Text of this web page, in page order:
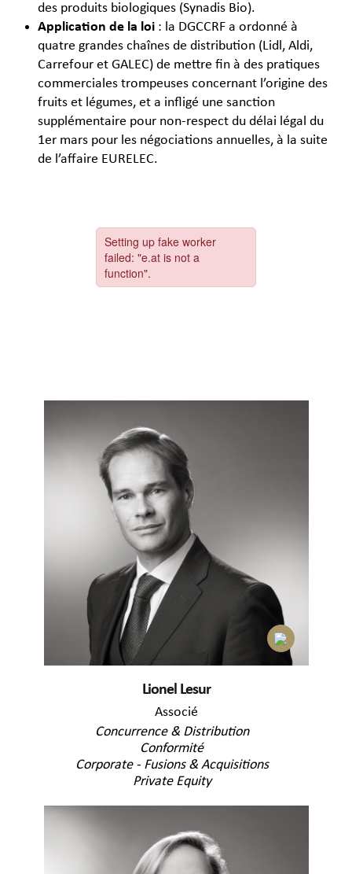
des produits biologiques (Synadis Bio).
Application de la loi : la DGCCRF a ordonné à
quatre grandes chaînes de distribution (Lidl, Aldi,
Carrefour et GALEC) de mettre fin à des pratiques
commerciales trompeuses concernant l’origine des
fruits et légumes, et a infligé une sanction
supplémentaire pour non-respect du délai légal du
1er mars pour les négociations annuelles, à la suite
de l’affaire EURELEC.
Lionel Lesur
Associé
Concurrence & Distribution
Conformité
Corporate - Fusions & Acquisitions
Private Equity